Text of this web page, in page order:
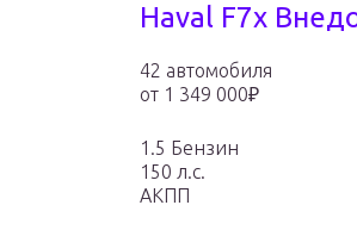
Haval F7x
42 автомобиля
от 1 349 000₽
1.5 Бензин
150 л.с.
АКПП